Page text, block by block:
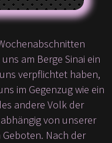
am Berge Sinai ein
verpflichtet haben,
im Gegenzug wie ein
andere Volk der
von unserer
Nach der